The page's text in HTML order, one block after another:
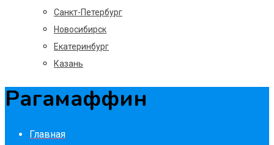
Санкт-Петербург
Новосибирск
Екатеринбург
Казань
Рагамаффин
Главная